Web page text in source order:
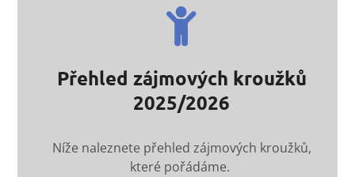
Přehled zájmových kroužků
2025/2026
Níže naleznete přehled zájmových kroužků,
které pořádáme.